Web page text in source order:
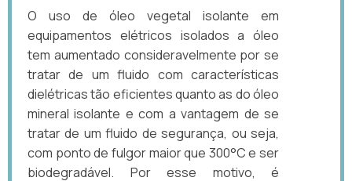
O uso de óleo vegetal isolante em
equipamentos elétricos isolados a óleo
tem aumentado consideravelmente por se
tratar de um fluido com características
dielétricas tão eficientes quanto as do óleo
mineral isolante e com a vantagem de se
tratar de um fluido de segurança, ou seja,
com ponto de fulgor maior que 300°C e ser
biodegradável. Por esse motivo, é